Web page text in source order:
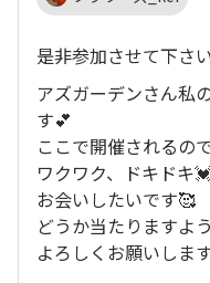
是非参加させて下さい
アズガーデンさん私
す💕
ここで開催されるの
ワクワク、ドキドキ
お会いしたいです🥰
どうか当たりますよ
よろしくお願いしま